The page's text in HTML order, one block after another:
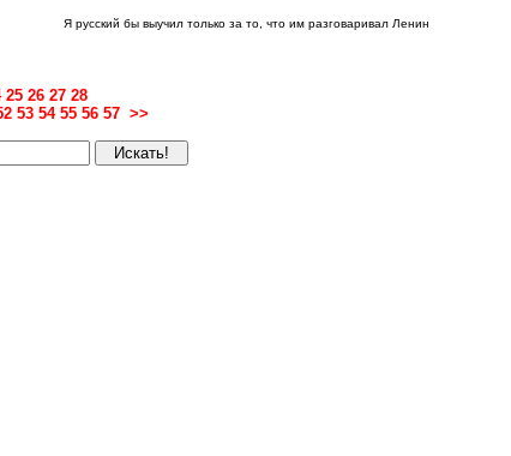
Я русский бы выучил только за то, что им разговаривал Ленин
25 26 27 28
53 54 55 56 57 >>